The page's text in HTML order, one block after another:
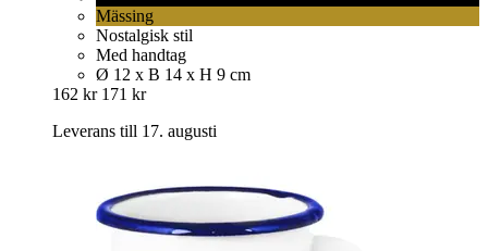
Mässing
Nostalgisk stil
Med handtag
Ø 12 x B 14 x H 9 cm
162 kr 171 kr
Leverans till 17. augusti